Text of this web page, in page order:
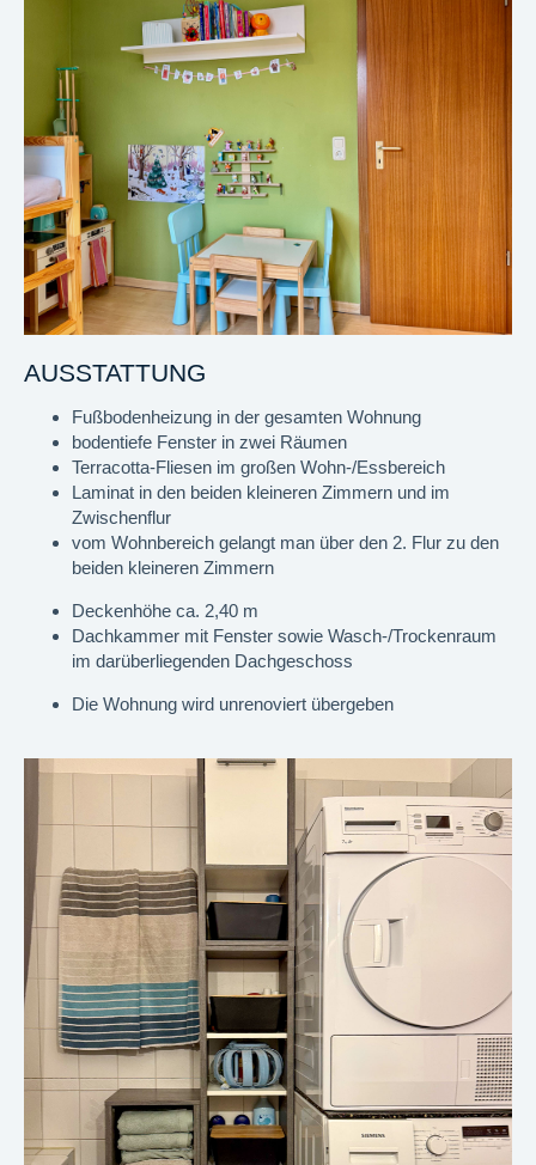
AUSSTATTUNG
Fußbodenheizung in der gesamten Wohnung
bodentiefe Fenster in zwei Räumen
Terracotta-Fliesen im großen Wohn-/Essbereich
Laminat in den beiden kleineren Zimmern und im
Zwischenflur
vom Wohnbereich gelangt man über den 2. Flur zu den
beiden kleineren Zimmern
Deckenhöhe ca. 2,40 m
Dachkammer mit Fenster sowie Wasch-/Trockenraum
im darüberliegenden Dachgeschoss
Die Wohnung wird unrenoviert übergeben